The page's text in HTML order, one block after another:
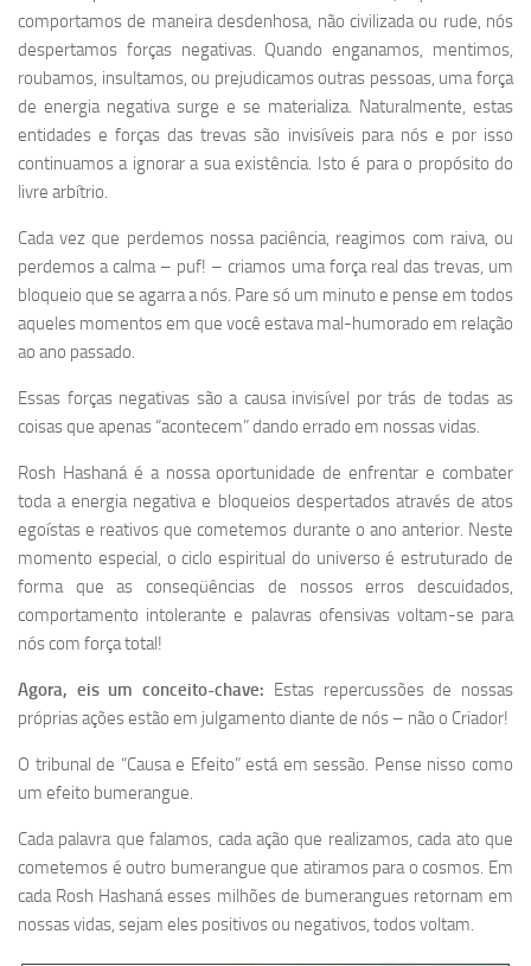
comportamos de maneira desdenhosa, não civilizada ou rude, nós
despertamos forças negativas. Quando enganamos, mentimos,
roubamos, insultamos, ou prejudicamos outras pessoas, uma força
de energia negativa surge e se materializa. Naturalmente, estas
entidades e forças das trevas são invisíveis para nós e por isso
continuamos a ignorar a sua existência. Isto é para o propósito do
livre arbítrio.
Cada vez que perdemos nossa paciência, reagimos com raiva, ou
perdemos a calma – puf! – criamos uma força real das trevas, um
bloqueio que se agarra a nós. Pare só um minuto e pense em todos
aqueles momentos em que você estava mal-humorado em relação
ao ano passado.
Essas forças negativas são a causa invisível por trás de todas as
coisas que apenas “acontecem” dando errado em nossas vidas.
Rosh Hashaná é a nossa oportunidade de enfrentar e combater
toda a energia negativa e bloqueios despertados através de atos
egoístas e reativos que cometemos durante o ano anterior. Neste
momento especial, o ciclo espiritual do universo é estruturado de
forma que as conseqüências de nossos erros descuidados,
comportamento intolerante e palavras ofensivas voltam-se para
nós com força total!
Agora, eis um conceito-chave: Estas repercussões de nossas
próprias ações estão em julgamento diante de nós – não o Criador!
O tribunal de “Causa e Efeito” está em sessão. Pense nisso como
um efeito bumerangue.
Cada palavra que falamos, cada ação que realizamos, cada ato que
cometemos é outro bumerangue que atiramos para o cosmos. Em
cada Rosh Hashaná esses milhões de bumerangues retornam em
nossas vidas, sejam eles positivos ou negativos, todos voltam.